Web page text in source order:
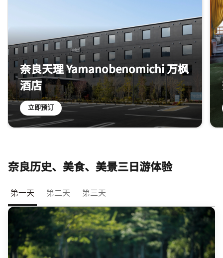
奈良天理 Yamanobenomichi 万枫
酒店­­
立即预订
奈良历史、美食、美景三日游体验​
第一天 第二天 第三天